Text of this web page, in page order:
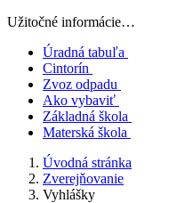
Užitočné informácie…
Úradná tabuľa
Cintorín
Zvoz odpadu
Ako vybaviť
Základná škola
Materská škola
Úvodná stránka
Zverejňovanie
Vyhlášky